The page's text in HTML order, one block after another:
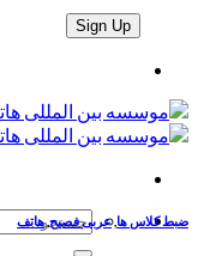
جستجو
ضبط کلاس ها ,عربی فصیح,هاتف